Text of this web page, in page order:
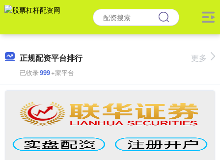
正规配资平台排行
已收录999+家平台
更多